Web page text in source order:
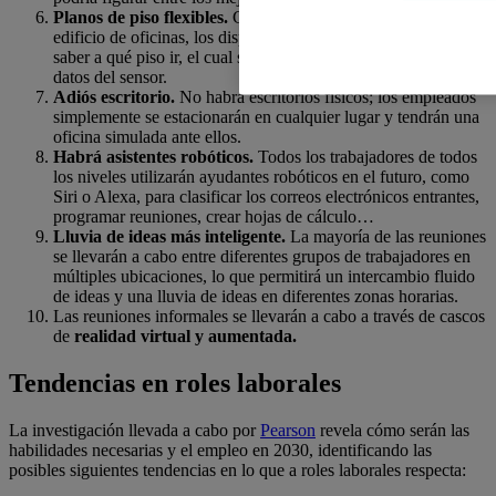
Planos de piso flexibles. Cuando los trabajadores llegan a su
edificio de oficinas, los dispositivos portátiles les permitirán
saber a qué piso ir, el cual se podrá cambiar en función de los
datos del sensor.
Adiós escritorio. No habrá escritorios físicos; los empleados
simplemente se estacionarán en cualquier lugar y tendrán una
oficina simulada ante ellos.
Habrá asistentes robóticos. Todos los trabajadores de todos
los niveles utilizarán ayudantes robóticos en el futuro, como
Siri o Alexa, para clasificar los correos electrónicos entrantes,
programar reuniones, crear hojas de cálculo…
Lluvia de ideas más inteligente. La mayoría de las reuniones
se llevarán a cabo entre diferentes grupos de trabajadores en
múltiples ubicaciones, lo que permitirá un intercambio fluido
de ideas y una lluvia de ideas en diferentes zonas horarias.
Las reuniones informales se llevarán a cabo a través de cascos
de realidad virtual y aumentada.
Tendencias en roles laborales
La investigación llevada a cabo porPearson revela cómo serán las
habilidades necesarias y el empleo en 2030, identificando las
posibles siguientes tendencias en lo que a roles laborales respecta: